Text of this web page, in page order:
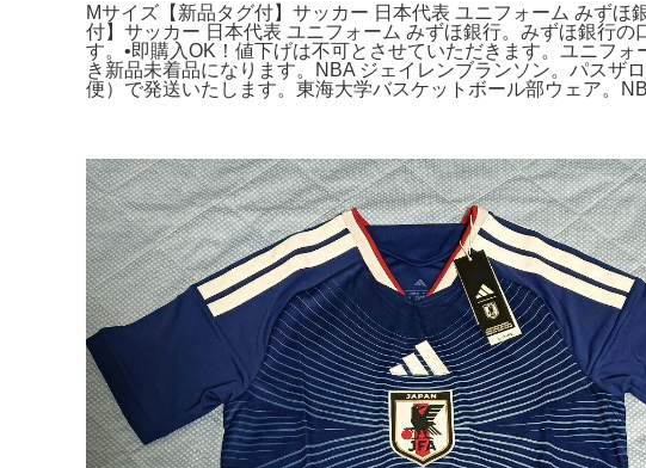
Mサイズ【新品タグ付】サッカー 日本代表 ユニフォーム みず
付】サッカー 日本代表 ユニフォーム みずほ銀行。みずほ銀行
す。•即購入OK！値下げは不可とさせていただきます。ユニフ
き新品未着品になります。NBA ジェイレンブランソン。パス
便）で発送いたします。東海大学バスケットボール部ウェア。